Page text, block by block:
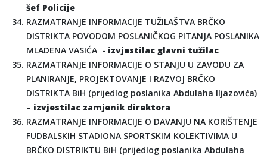
šef Policije
RAZMATRANJE INFORMACIJE TUŽILAŠTVA BRČKO
DISTRIKTA POVODOM POSLANIČKOG PITANJA POSLANIKA
MLADENA VASIĆA - izvjestilac glavni tužilac
RAZMATRANJE INFORMACIJE O STANJU U ZAVODU ZA
PLANIRANJE, PROJEKTOVANJE I RAZVOJ BRČKO
DISTRIKTA BiH (prijedlog poslanika Abdulaha Iljazovića)
– izvjestilac zamjenik direktora
RAZMATRANJE INFORMACIJE O DAVANJU NA KORIŠTENJE
FUDBALSKIH STADIONA SPORTSKIM KOLEKTIVIMA U
BRČKO DISTRIKTU BiH (prijedlog poslanika Abdulaha